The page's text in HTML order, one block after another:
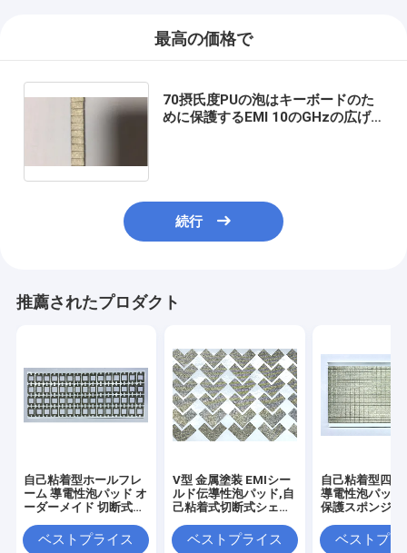
最高の価格で
70摂氏度PUの泡はキーボードのた
めに保護するEMI 10のGHzの広げ
続行
推薦されたプロダクト
自己粘着型ホールフレ
ーム 導電性泡パッド オ
ーダーメイド 切断式
ガスケット
ベストプライス
V型 金属塗装 EMIシー
ルド伝導性泡パッド,自
己粘着式切断式シェブ
ト
ベストプライス
自己粘着型四角
導電性泡パッド
保護スポンジ
ベストプラ